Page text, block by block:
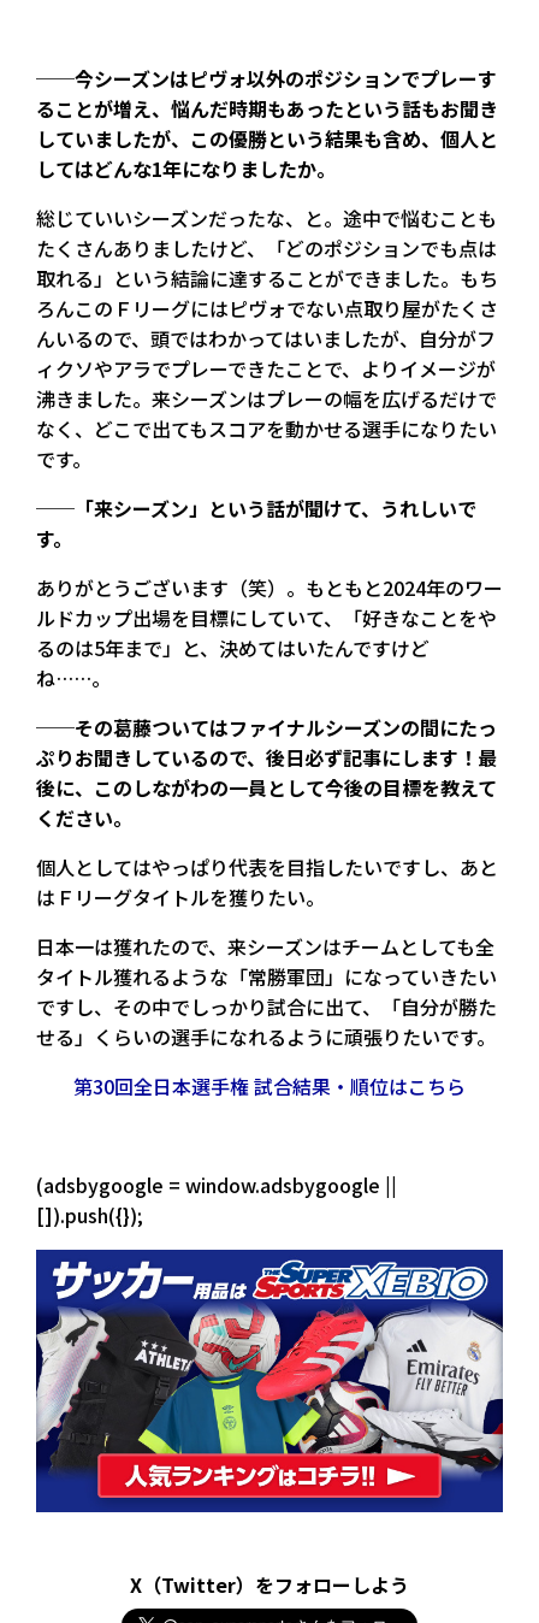
──今シーズンはピヴォ以外のポジションでプレーす
ることが増え、悩んだ時期もあったという話もお聞き
していましたが、この優勝という結果も含め、個人と
してはどんな1年になりましたか。
総じていいシーズンだったな、と。途中で悩むことも
たくさんありましたけど、「どのポジションでも点は
取れる」という結論に達することができました。もち
ろんこのＦリーグにはピヴォでない点取り屋がたくさ
んいるので、頭ではわかってはいましたが、自分がフ
ィクソやアラでプレーできたことで、よりイメージが
沸きました。来シーズンはプレーの幅を広げるだけで
なく、どこで出てもスコアを動かせる選手になりたい
です。
──「来シーズン」という話が聞けて、うれしいで
す。
ありがとうございます（笑）。もともと2024年のワー
ルドカップ出場を目標にしていて、「好きなことをや
るのは5年まで」と、決めてはいたんですけど
ね……。
──その葛藤ついてはファイナルシーズンの間にたっ
ぷりお聞きしているので、後日必ず記事にします！最
後に、このしながわの一員として今後の目標を教えて
ください。
個人としてはやっぱり代表を目指したいですし、あと
はＦリーグタイトルを獲りたい。
日本一は獲れたので、来シーズンはチームとしても全
タイトル獲れるような「常勝軍団」になっていきたい
ですし、その中でしっかり試合に出て、「自分が勝た
せる」くらいの選手になれるように頑張りたいです。
第30回全日本選手権 試合結果・順位はこちら
(adsbygoogle = window.adsbygoogle ||
[]).push({});
X（Twitter）をフォローしよう